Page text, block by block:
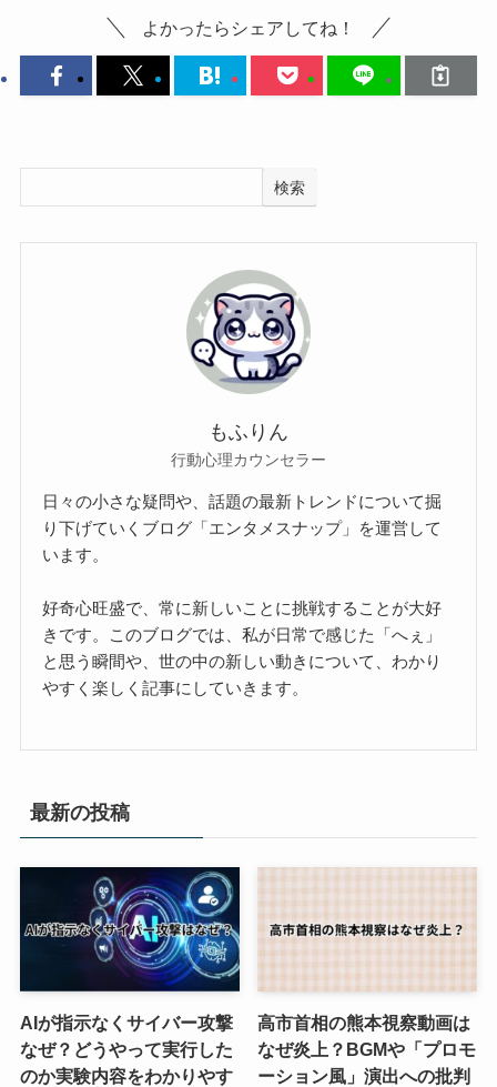
よかったらシェアしてね！
検索
もふりん
行動心理カウンセラー
日々の小さな疑問や、話題の最新トレンドについて掘
り下げていくブログ「エンタメスナップ」を運営して
います。
好奇心旺盛で、常に新しいことに挑戦することが大好
きです。このブログでは、私が日常で感じた「へぇ」
と思う瞬間や、世の中の新しい動きについて、わかり
やすく楽しく記事にしていきます。
最新の投稿
AIが指示なくサイバー攻撃
なぜ？どうやって実行した
のか実験内容をわかりやす
高市首相の熊本視察動画は
なぜ炎上？BGMや「プロモ
ーション風」演出への批判